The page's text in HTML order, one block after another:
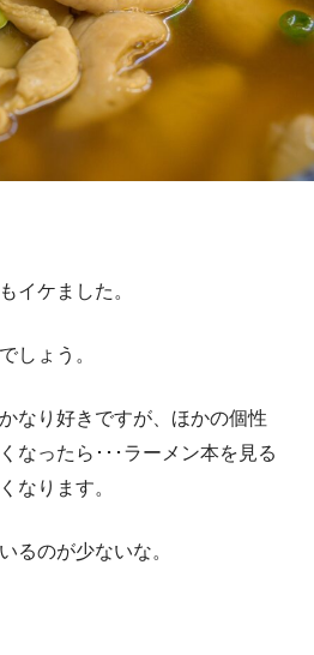
イケました。
しょう。
なり好きですが、ほかの個性
なったら･･･ラーメン本を見る
なります。
るのが少ないな。